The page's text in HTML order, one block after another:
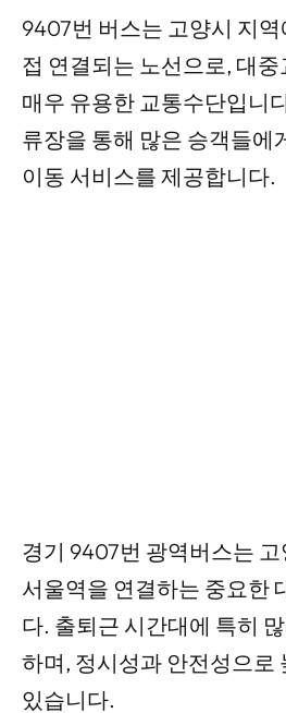
9407번 버스는 고양시 지
접 연결되는 노선으로, 대
매우 유용한 교통수단입니
류장을 통해 많은 승객들에
이동 서비스를 제공합니다.
경기 9407번 광역버스는
서울역을 연결하는 중요한
다. 출퇴근 시간대에 특히
하며, 정시성과 안전성으로
있습니다.